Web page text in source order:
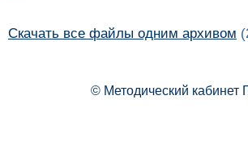
Скачать все файлы одним архивом
© Методический кабинет